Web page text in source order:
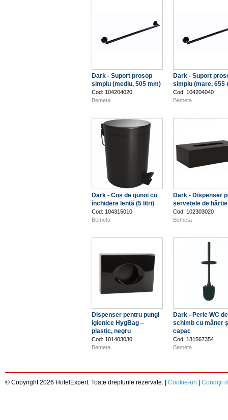
Dark - Suport prosop
simplu (mediu, 505 mm)
Cod: 104204020
Bemeta
Dark - Suport
simplu (mare, 655
Cod: 104204040
Bemeta
Dark - Coș de gunoi cu
închidere lentă (5 litri)
Cod: 104315010
Bemeta
Dark - Dispenser
șervețele de hârtie
Cod: 102303020
Bemeta
Dispenser pentru pungi
igienice HygBag –
plastic, negru
Cod: 101403030
Bemeta
Dark - Perie WC de
schimb cu mâner
capac
Cod: 131567354
Bemeta
© Copyright 2026 HotelExpert. Toate drepturile rezervate. | Cookie-uri Condiţii